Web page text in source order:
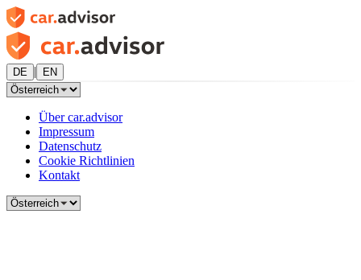
DE | EN
Über car.advisor
Impressum
Datenschutz
Cookie Richtlinien
Kontakt